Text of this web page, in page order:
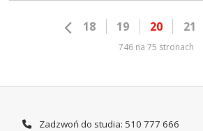
18 19 20 21
746 na 75 stronach
Zadzwoń do studia: 510 777 666